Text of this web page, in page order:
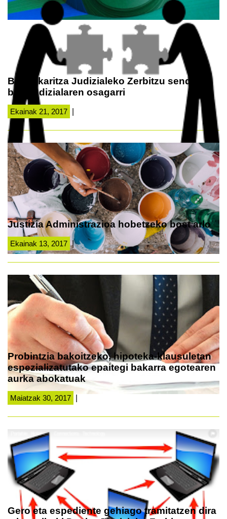
Bitartekaritza Judizialeko Zerbitzu sendoa,
bide judizialaren osagarri
Ekainak 21, 2017
Justizia Administrazioa hobetzeko bost arlo
Ekainak 13, 2017 |
Probintzia bakoitzeko, hipoteka-klausuletan
espezializatutako epaitegi bakarra egotearen
aurka abokatuak
Maiatzak 30, 2017
Gero eta espediente gehiago tramitatzen dira